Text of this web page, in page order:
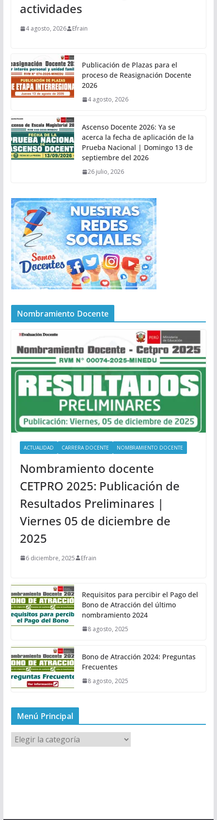
actividades
4 agosto, 2026 Efrain
Publicación de Plazas para el
proceso de Reasignación Docente
2026
4 agosto, 2026
Ascenso Docente 2026: Ya se
acerca la fecha de aplicación de la
Prueba Nacional | Domingo 13 de
septiembre del 2026
26 julio, 2026
Nombramiento Docente
ACTUALIDAD CARRERA DOCENTE NOMBRAMIENTO DOCENTE
Nombramiento docente
CETPRO 2025: Publicación de
Resultados Preliminares |
Viernes 05 de diciembre de
2025
6 diciembre, 2025 Efrain
Requisitos para percibir el Pago del
Bono de Atracción del último
nombramiento 2024
8 agosto, 2025
Bono de Atracción 2024: Preguntas
Frecuentes
8 agosto, 2025
Menú Principal
M
e